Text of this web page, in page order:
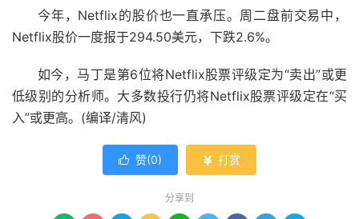
今年，Netflix的股价也一直承压。周二盘前交易中，
Netflix股价一度报于294.50美元，下跌2.6%。
如今，马丁是第6位将Netflix股票评级定为“卖出”或更
低级别的分析师。大多数投行仍将Netflix股票评级定在“买
入”或更高。(编译/清风)
 赞(0)  打赏
分享到